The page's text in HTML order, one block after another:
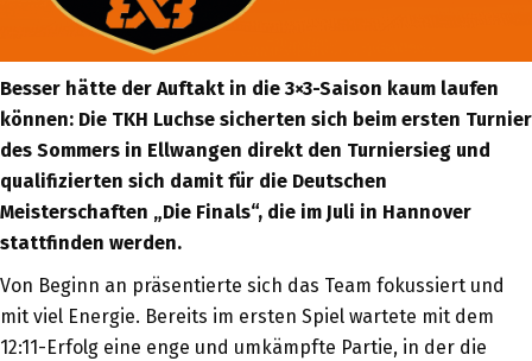
Besser hätte der Auftakt in die 3×3-Saison kaum laufen
können: Die TKH Luchse sicherten sich beim ersten Turnier
des Sommers in Ellwangen direkt den Turniersieg und
qualifizierten sich damit für die Deutschen
Meisterschaften „Die Finals“, die im Juli in Hannover
stattfinden werden.
Von Beginn an präsentierte sich das Team fokussiert und
mit viel Energie. Bereits im ersten Spiel wartete mit dem
12:11-Erfolg eine enge und umkämpfte Partie, in der die